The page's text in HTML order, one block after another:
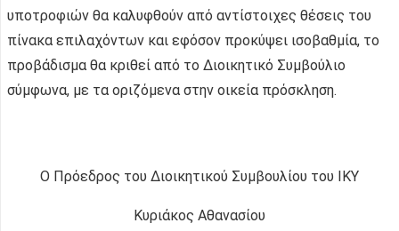
υποτροφιών θα καλυφθούν από αντίστοιχες θέσεις του
πίνακα επιλαχόντων και εφόσον προκύψει ισοβαθμία, το
προβάδισμα θα κριθεί από το Διοικητικό Συμβούλιο
σύμφωνα, με τα οριζόμενα στην οικεία πρόσκληση.
Ο Πρόεδρος του Διοικητικού Συμβουλίου του ΙΚΥ
Κυριάκος Αθανασίου